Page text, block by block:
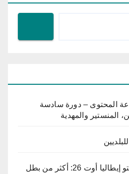
المحتوى – دورة سادسة
المنستير والمهدية
الألعاب المتوسطية تارنتو إيطاليا أوت 26: أكثر من بطل